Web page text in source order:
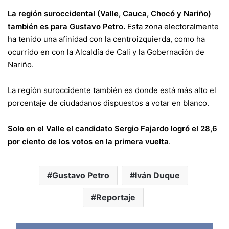
La región suroccidental (Valle, Cauca, Chocó y Nariño)
también es para Gustavo Petro. Esta zona electoralmente
ha tenido una afinidad con la centroizquierda, como ha
ocurrido en con la Alcaldía de Cali y la Gobernación de
Nariño.
La región suroccidente también es donde está más alto el
porcentaje de ciudadanos dispuestos a votar en blanco.
Solo en el Valle el candidato Sergio Fajardo logró el 28,6
por ciento de los votos en la primera vuelta.
Gustavo Petro Iván Duque
Reportaje